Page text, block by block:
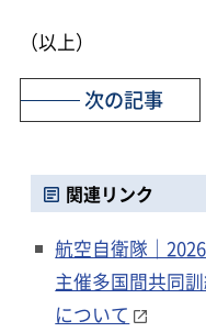
（以上）
次の記事
関連リンク
航空自衛隊｜
主催多国間共同
について